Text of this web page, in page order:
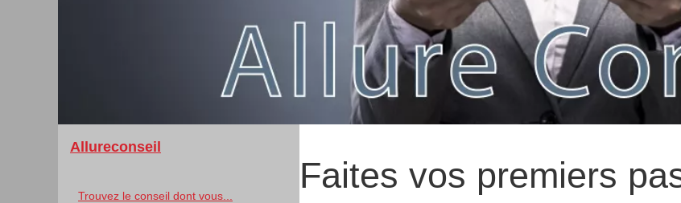
Faites vos premiers
Allureconseil
Trouvez le conseil dont vous...